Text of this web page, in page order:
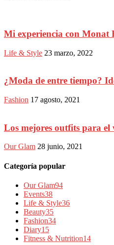
Mi experiencia con Monat
Life & Style 23 marzo, 2022
¿Moda de entre tiempo?
Fashion 17 agosto, 2021
Los mejores outfits para
Our Glam 28 junio, 2021
Categoría popular
Our Glam94
Events38
Life & Style36
Beauty35
Fashion34
Diary15
Fitness & Nutrition14